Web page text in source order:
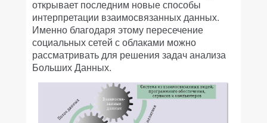
открывает последним новые способы
интерпретации взаимосвязанных данных.
Именно благодаря этому пересечение
социальных сетей с облаками можно
рассматривать для решения задач анализа
Больших Данных.